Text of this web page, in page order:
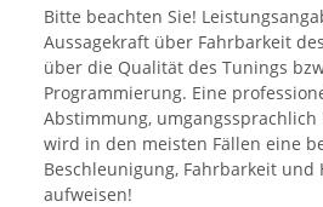
Bitte beachten Sie!
Aussagekraft über Fahrbarkeit
über die Qualität des Tunings
Programmierung. Eine
Abstimmung, umgangssprachlich
wird in den meisten Fällen eine
Beschleunigung, Fahrbarkeit und
aufweisen!